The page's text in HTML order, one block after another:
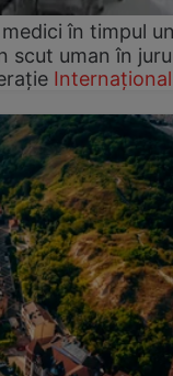
în timpul
scut uman în
Internațional